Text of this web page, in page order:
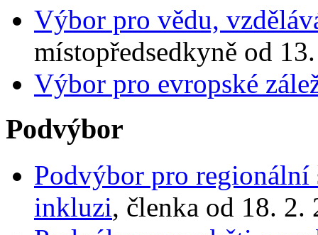
Výbor pro vědu,
místopředsedkyně od
Výbor pro evropské
Podvýbor
Podvýbor pro
inkluzi, členka od 18. 2.